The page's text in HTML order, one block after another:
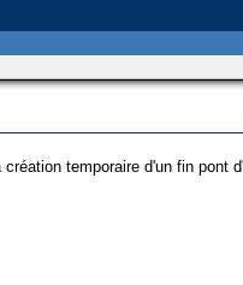
temporaire d'un fin pont